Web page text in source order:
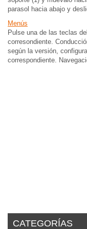
parasol hacia abajo y
Menús
Pulse una de las teclas
corresondiente.
según la versión,
correspondiente.
CATEGORÍAS